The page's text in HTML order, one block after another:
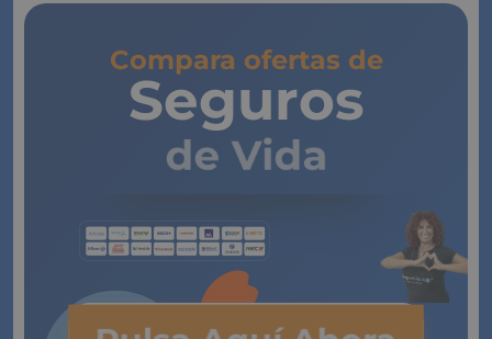
Compara ofertas de
Seguros
de Vida